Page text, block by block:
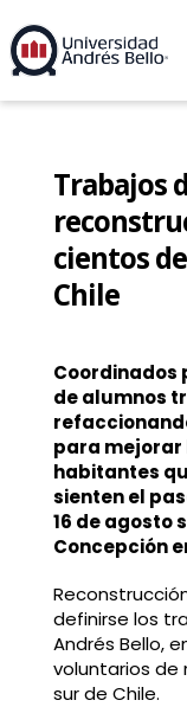
Trabajos
cientos
Chile
Coordinados
de alumnos
para mejorar
habitantes
sienten el
16 de agosto
Concepción
definirse los
Andrés Bello,
voluntarios de
sur de Chile.